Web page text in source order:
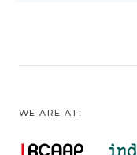
WE ARE AT: